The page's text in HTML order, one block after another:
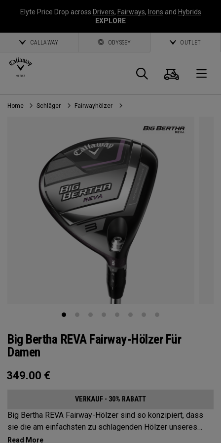
Elyte Price Drop across Drivers, Fairways, Irons and Hybrids
EXPLORE
CALLAWAY ODYSSEY OUTLET
Suche
Home Schläger Fairwayhölzer
Big Bertha REVA Fairway-Hölzer Für
Damen
349.00 €
VERKAUF - 30% RABATT
Big Bertha REVA Fairway-Hölzer sind so konzipiert, dass
sie die am einfachsten zu schlagenden Hölzer unseres
gesamten Callaway-Sortimentes sind. Alles beginnt mit